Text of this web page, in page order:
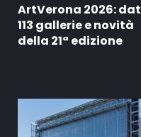
ArtVerona 2026:
113 gallerie e novità
della 21ª edizione